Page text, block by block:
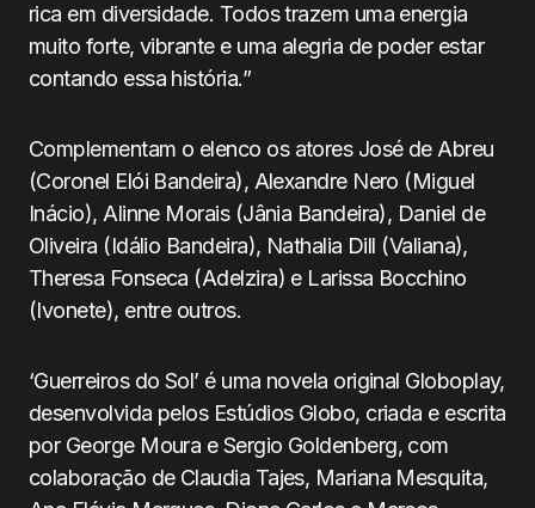
rica em diversidade. Todos trazem uma energia
muito forte, vibrante e uma alegria de poder estar
contando essa história.”
Complementam o elenco os atores José de Abreu
(Coronel Elói Bandeira), Alexandre Nero (Miguel
Inácio), Alinne Morais (Jânia Bandeira), Daniel de
Oliveira (Idálio Bandeira), Nathalia Dill (Valiana),
Theresa Fonseca (Adelzira) e Larissa Bocchino
(Ivonete), entre outros.
‘Guerreiros do Sol’ é uma novela original Globoplay,
desenvolvida pelos Estúdios Globo, criada e escrita
por George Moura e Sergio Goldenberg, com
colaboração de Claudia Tajes, Mariana Mesquita,